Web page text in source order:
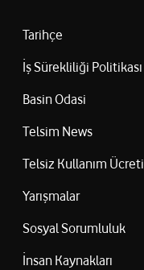
Tarihçe
İş Sürekliliği Politikası
Basin Odasi
Telsim News
Telsiz Kullanım Ücreti
Yarışmalar
Sosyal Sorumluluk
İnsan Kaynakları